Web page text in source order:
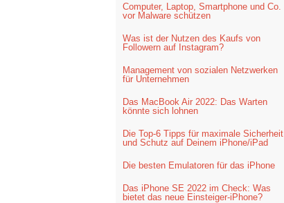
Computer, Laptop, Smartphone und Co.
vor Malware schützen
Was ist der Nutzen des Kaufs von
Followern auf Instagram?
Management von sozialen Netzwerken
für Unternehmen
Das MacBook Air 2022: Das Warten
könnte sich lohnen
Die Top-6 Tipps für maximale Sicherheit
und Schutz auf Deinem iPhone/iPad
Die besten Emulatoren für das iPhone
Das iPhone SE 2022 im Check: Was
bietet das neue Einsteiger-iPhone?